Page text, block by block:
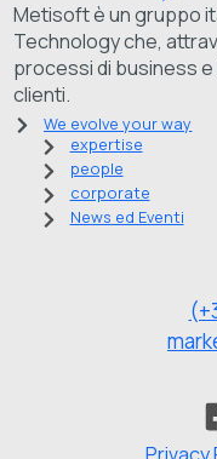
Metisoft è un gruppo
Technology che,
processi di business
clienti.
We evolve your way
expertise
people
corporate
News ed Eventi